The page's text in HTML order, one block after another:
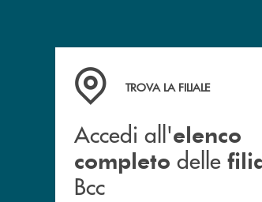
Accedi all' elenco completo
TROVA LA FILIALE
Accedi all'elenco
completo delle
Bcc